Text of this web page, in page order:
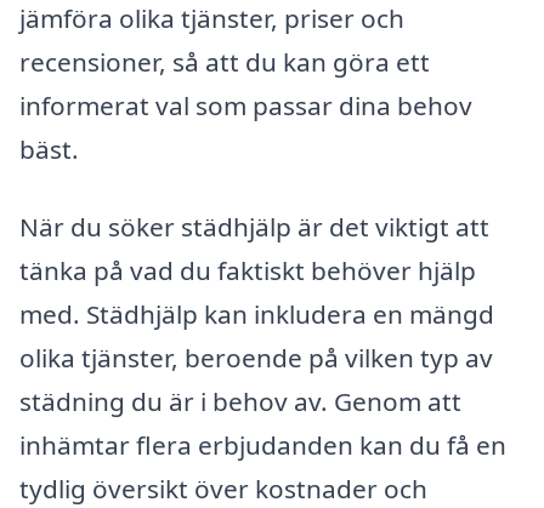
jämföra olika tjänster, priser och
recensioner, så att du kan göra ett
informerat val som passar dina behov
bäst.
När du söker städhjälp är det viktigt att
tänka på vad du faktiskt behöver hjälp
med. Städhjälp kan inkludera en mängd
olika tjänster, beroende på vilken typ av
städning du är i behov av. Genom att
inhämtar flera erbjudanden kan du få en
tydlig översikt över kostnader och